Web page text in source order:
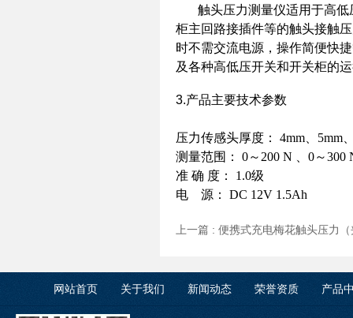
触头压力测量仪适用于高低
柜主回路接插件等的触头接触
时不需交流电源，操作简便快
及各种高低压开关和开关柜的
3.产品主要技术参数
压力传感头厚度： 4mm、5mm
测量范围： 0～200 N 、0～300
准 确 度： 1.0
电 源： DC 12V 1.5Ah
上一篇 : 便携式充电梅花触头压力
网站首页 关于我们 新闻动态 荣誉资质 产品